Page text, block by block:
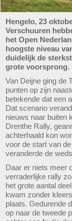
Hengelo, 23
Verschuuren
het Open
hoogste niveau
duidelijk de
grote voorsprong.
Van Deijne ging de
punten op zijn
betekende dat een
Dat scenario
nieuws naar buiten
Drenthe Rally,
achterhaald kon
voor de start van
veranderde de
Daar er niets meer
verraderlijke rally
het grote aantal
kwam zonder
plaats. Gedurende
op naar de tweede